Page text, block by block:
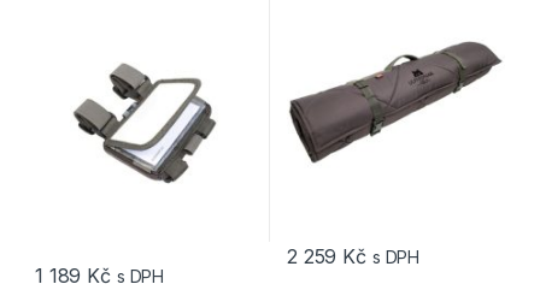
1 189 Kč s DPH
2 259 Kč s DPH